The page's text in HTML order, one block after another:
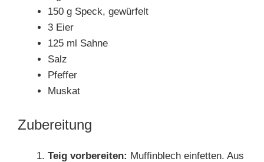
150 g Speck, gewürfelt
3 Eier
125 ml Sahne
Salz
Pfeffer
Muskat
Zubereitung
Teig vorbereiten: Muffinblech einfetten. Aus